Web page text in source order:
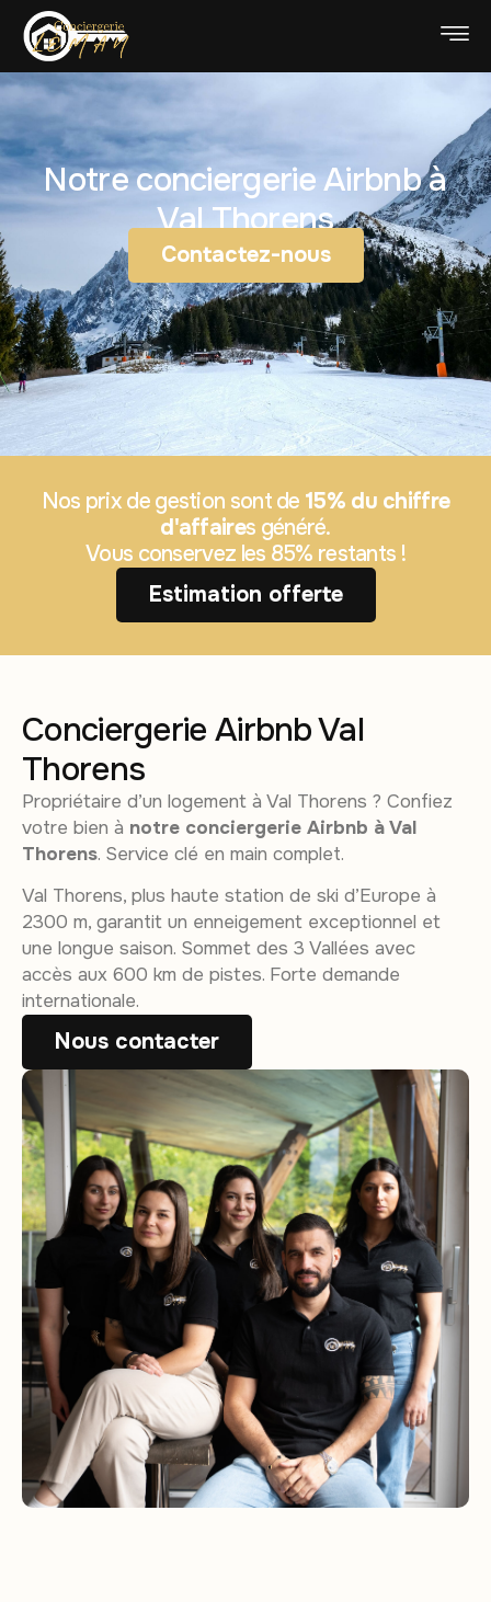
Notre conciergerie Airbnb à
Val Thorens
Contactez-nous
Nos prix de gestion sont de 15% du chiffre
d'affaires généré.
Vous conservez les 85% restants !
Estimation offerte
Conciergerie Airbnb Val
Thorens
Propriétaire d’un logement à Val Thorens ? Confiez
votre bien à notre conciergerie Airbnb à Val
Thorens. Service clé en main complet.
Val Thorens, plus haute station de ski d’Europe à
2300 m, garantit un enneigement exceptionnel et
une longue saison. Sommet des 3 Vallées avec
accès aux 600 km de pistes. Forte demande
internationale.
Nous contacter